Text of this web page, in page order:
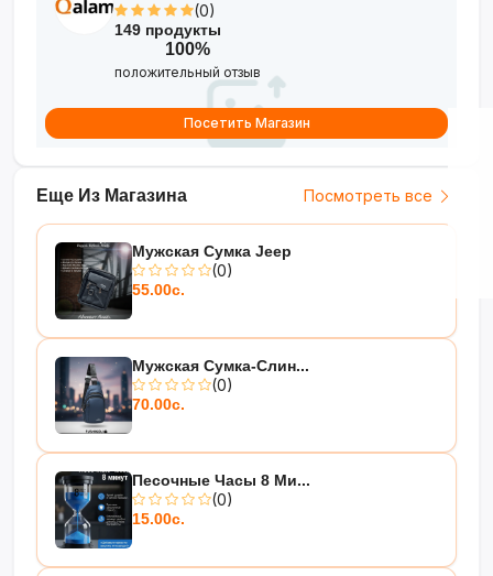
Еще Из Магазина Посмотреть все
Мужская Сумка Jeep
(0)
55.00с.
Мужская Сумка-Слин...
(0)
70.00с.
Песочные Часы 8 Ми...
(0)
15.00с.
(0)
149 продукты
100%
положительный отзыв
Посетить Магазин